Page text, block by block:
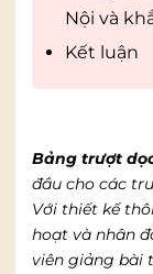
Nội và
Kết luận
Bảng trượt
đầu cho các
Với thiết kế
hoạt và nhân
viên giảng bài